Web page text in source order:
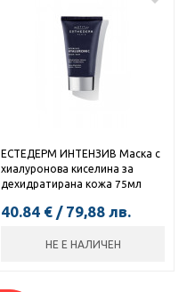
ЕСТЕДЕРМ ИНТЕНЗИВ Маска с
хиалуронова киселина за
дехидратирана кожа 75мл
40.84 € / 79,88 лв.
НЕ Е НАЛИЧЕН